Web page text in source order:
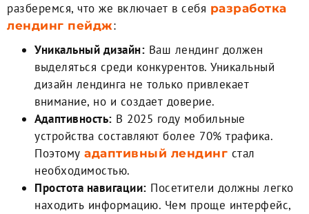
разберемся, что же включает в себя разработка
лендинг пейдж:
Уникальный дизайн: Ваш лендинг должен
выделяться среди конкурентов. Уникальный
дизайн лендинга не только привлекает
внимание, но и создает доверие.
Адаптивность: В 2025 году мобильные
устройства составляют более 70% трафика.
Поэтому адаптивный лендинг стал
необходимостью.
Простота навигации: Посетители должны легко
находить информацию. Чем проще интерфейс,